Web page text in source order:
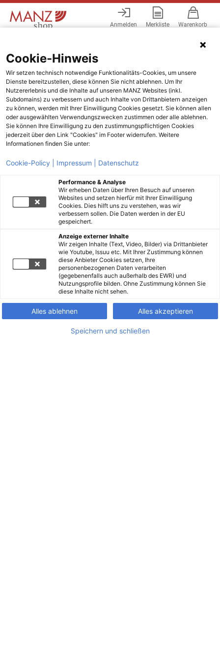
Anmelden Merkliste Warenkorb
Cookie-Hinweis
Wir setzen technisch notwendige Funktionalitäts-Cookies, um unsere
Dienste bereitzustellen, diese können Sie nicht ablehnen. Um Ihr
Nutzererlebnis und die Inhalte auf unseren MANZ Websites (inkl.
Subdomains) zu verbessern und auch Inhalte von Drittanbietern anzeigen
zu können, werden mit Ihrer Einwilligung Cookies gesetzt. Sie können allen
oder ausgewählten Verwendungszwecken zustimmen oder alle ablehnen.
Sie können Ihre Einwilligung zu den zustimmungspflichtigen Cookies
jederzeit über den Link "Cookies" im Footer widerrufen. Weitere
Informationen finden Sie unter:
Cookie-Policy | Impressum | Datenschutz
Performance & Analyse
Wir erheben Daten über Ihren Besuch auf unseren
Websites und setzen hierfür mit Ihrer Einwilligung
Cookies. Dies hilft uns zu verstehen, was wir
verbessern sollen. Die Daten werden in der EU
gespeichert.
Anzeige externer Inhalte
Wir zeigen Inhalte (Text, Video, Bilder) via Drittanbieter
wie Youtube, Issuu etc. Mit Ihrer Zustimmung können
diese Anbieter Cookies setzen, Ihre
personenbezogenen Daten verarbeiten
(gegebenenfalls auch außerhalb des EWR) und
Nutzungsprofile bilden. Ohne Zustimmung können Sie
diese Inhalte nicht sehen.
Alles ablehnen Alles akzeptieren
Speichern und schließen